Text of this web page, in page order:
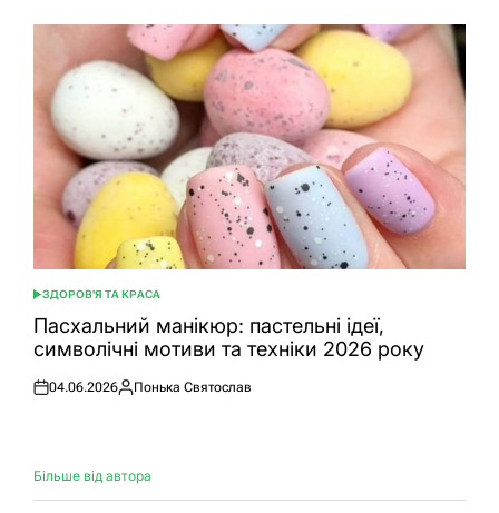
ОПУБЛІКУВАТИ
У
ЗДОРОВ'Я ТА КРАСА
Пасхальний манікюр: пастельні ідеї,
символічні мотиви та техніки 2026 року
Оприлюднено
04.06.2026
Опубліковано
Понька Святослав
Більше від автора